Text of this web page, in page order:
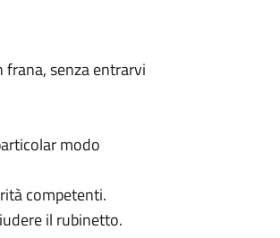
frana, senza entrarvi
modo
competenti.
il rubinetto.